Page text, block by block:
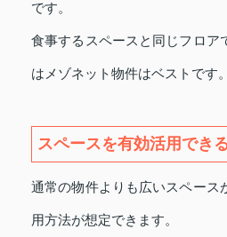
です。
食事するスペースと同じフロア
はメゾネット物件はベストです。
スペースを有効活用でき
通常の物件よりも広いスペース
用方法が想定できます。